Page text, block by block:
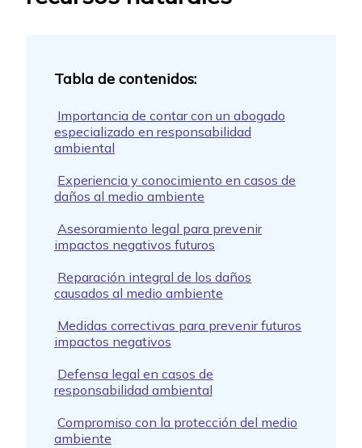
Importancia de contar con un abogado
especializado en responsabilidad
ambiental
Experiencia y conocimiento en casos de
daños al medio ambiente
Asesoramiento legal para prevenir
impactos negativos futuros
Reparación integral de los daños
causados al medio ambiente
Medidas correctivas para prevenir futuros
impactos negativos
Defensa legal en casos de
responsabilidad ambiental
Compromiso con la protección del medio
ambiente